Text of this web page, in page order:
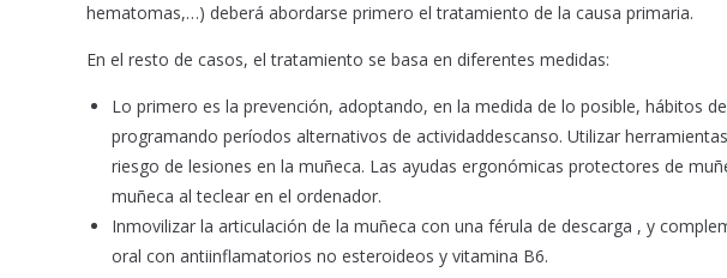
hematomas,…) deberá abordarse primero el tratamiento de la causa primaria.
En el resto de casos, el tratamiento se basa en diferentes medidas:
Lo primero es la prevención, adoptando, en la medida de lo posible, hábitos
programando períodos alternativos de actividaddescanso. Utilizar
riesgo de lesiones en la muñeca. Las ayudas ergonómicas protectores de
muñeca al teclear en el ordenador.
Inmovilizar la articulación de la muñeca con una férula de descarga , y
oral con antiinflamatorios no esteroideos y vitamina B6.